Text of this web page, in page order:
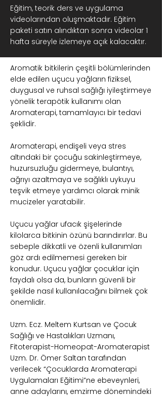
Eğitim, teorik ders ve uygulama
videolarından oluşmaktadır. Eğitim
paketi satın alındıktan sonra videolar 1
hafta süreyle izlemeye açık kalacaktır.
Aromatik bitkilerin çeşitli bölümlerinden
elde edilen uçucu yağların fiziksel,
duygusal ve ruhsal sağlığı iyileştirmeye
yönelik terapötik kullanımı olan
Aromaterapi, tamamlayıcı bir tedavi
şeklidir.
Aromaterapi, endişeli veya stres
altındaki bir çocuğu sakinleştirmeye,
huzursuzluğu gidermeye, bulantıyı,
ağrıyı azaltmaya ve sağlıklı uykuyu
teşvik etmeye yardımcı olarak minik
mucizeler yaratabilir.
Uçucu yağlar ufacık şişelerinde
kilolarca bitkinin özünü barındırırlar. Bu
sebeple dikkatli ve özenli kullanımları
göz ardı edilmemesi gereken bir
konudur. Uçucu yağlar çocuklar için
faydalı olsa da, bunların güvenli bir
şekilde nasıl kullanılacağını bilmek çok
önemlidir.
Uzm. Ecz. Meltem Kurtsan ve Çocuk
Sağlığı ve Hastalıkları Uzmanı,
Fitoterapist-Homeopat-Aromaterapist
Uzm. Dr. Ömer Saltan tarafından
verilecek “Çocuklarda Aromaterapi
Uygulamaları Eğitimi”ne ebeveynleri,
anne adaylarını, emzirme dönemindeki